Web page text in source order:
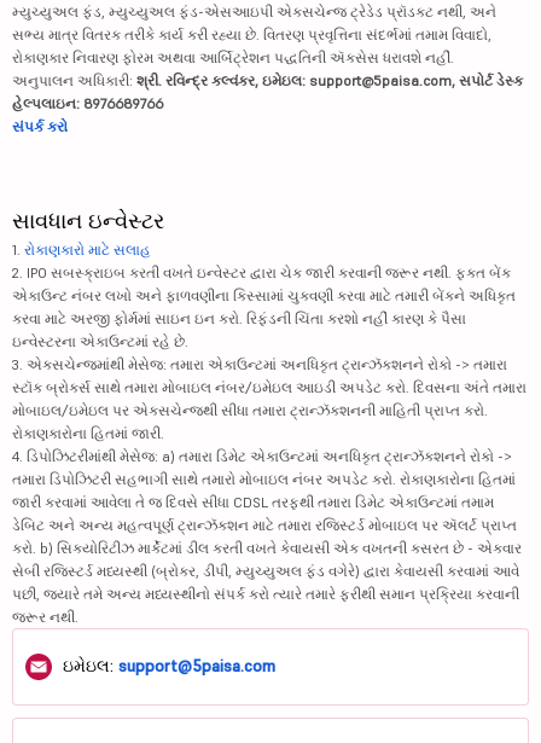
મ્યુચ્યુઅલ ફંડ, મ્યુચ્યુઅલ ફંડ-એસઆઇપી એક્સચેન્જ ટ્રેડેડ પ્રૉડક્ટ નથી, અને
સભ્ય માત્ર વિતરક તરીકે કાર્ય કરી રહ્યા છે. વિતરણ પ્રવૃત્તિના સંદર્ભમાં તમામ વિવાદો,
રોકાણકાર નિવારણ ફોરમ અથવા આર્બિટ્રેશન પદ્ધતિની ઍક્સેસ ધરાવશે નહીં.
અનુપાલન અધિકારી: શ્રી. રવિન્દ્ર કલ્વંકર, ઇમેઇલ: support@5paisa.com, સપોર્ટ ડેસ્ક
હેલ્પલાઇન: 8976689766
સંપર્ક કરો
સાવધાન ઇન્વેસ્ટર
1. રોકાણકારો માટે સલાહ
2. IPO સબસ્ક્રાઇબ કરતી વખતે ઇન્વેસ્ટર દ્વારા ચેક જારી કરવાની જરૂર નથી. ફક્ત બેંક
એકાઉન્ટ નંબર લખો અને ફાળવણીના કિસ્સામાં ચુકવણી કરવા માટે તમારી બેંકને અધિકૃત
કરવા માટે અરજી ફોર્મમાં સાઇન ઇન કરો. રિફંડની ચિંતા કરશો નહીં કારણ કે પૈસા
ઇન્વેસ્ટરના એકાઉન્ટમાં રહે છે.
3. એક્સચેન્જમાંથી મેસેજ: તમારા એકાઉન્ટમાં અનધિકૃત ટ્રાન્ઝૅક્શનને રોકો -> તમારા
સ્ટૉક બ્રોકર્સ સાથે તમારા મોબાઇલ નંબર/ઇમેઇલ આઇડી અપડેટ કરો. દિવસના અંતે તમારા
મોબાઇલ/ઇમેઇલ પર એક્સચેન્જથી સીધા તમારા ટ્રાન્ઝૅક્શનની માહિતી પ્રાપ્ત કરો.
રોકાણકારોના હિતમાં જારી.
4. ડિપોઝિટરીમાંથી મેસેજ: a) તમારા ડિમેટ એકાઉન્ટમાં અનધિકૃત ટ્રાન્ઝૅક્શનને રોકો ->
તમારા ડિપોઝિટરી સહભાગી સાથે તમારો મોબાઇલ નંબર અપડેટ કરો. રોકાણકારોના હિતમાં
જારી કરવામાં આવેલા તે જ દિવસે સીધા CDSL તરફથી તમારા ડિમેટ એકાઉન્ટમાં તમામ
ડેબિટ અને અન્ય મહત્વપૂર્ણ ટ્રાન્ઝૅક્શન માટે તમારા રજિસ્ટર્ડ મોબાઇલ પર ઍલર્ટ પ્રાપ્ત
કરો. b) સિક્યોરિટીઝ માર્કેટમાં ડીલ કરતી વખતે કેવાયસી એક વખતની કસરત છે - એકવાર
સેબી રજિસ્ટર્ડ મધ્યસ્થી (બ્રોકર, ડીપી, મ્યુચ્યુઅલ ફંડ વગેરે) દ્વારા કેવાયસી કરવામાં આવે
પછી, જ્યારે તમે અન્ય મધ્યસ્થીનો સંપર્ક કરો ત્યારે તમારે ફરીથી સમાન પ્રક્રિયા કરવાની
જરૂર નથી.
ઇમેઇલ: support@5paisa.com